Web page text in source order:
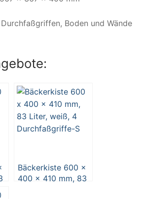
Boden und Wände
Bäckerkiste 600 x
400 x 410 mm, 83